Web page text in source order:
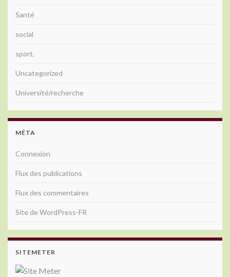
Santé
social
sport,
Uncategorized
Université/recherche
MÉTA
Connexion
Flux des publications
Flux des commentaires
Site de WordPress-FR
SITEMETER